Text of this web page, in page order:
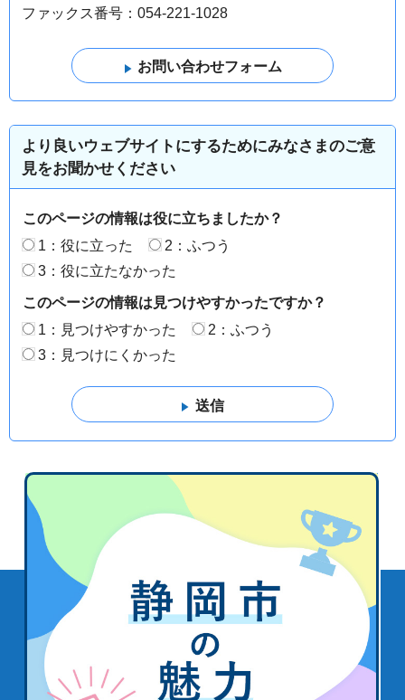
ファックス番号：054-221-1028
より良いウェブサイトにするためにみなさまのご意
見をお聞かせください
このページの情報は役に立ちましたか？
1：役に立った
2：ふつう
3：役に立たなかった
このページの情報は見つけやすかったですか？
1：見つけやすかった
2：ふつう
3：見つけにくかった